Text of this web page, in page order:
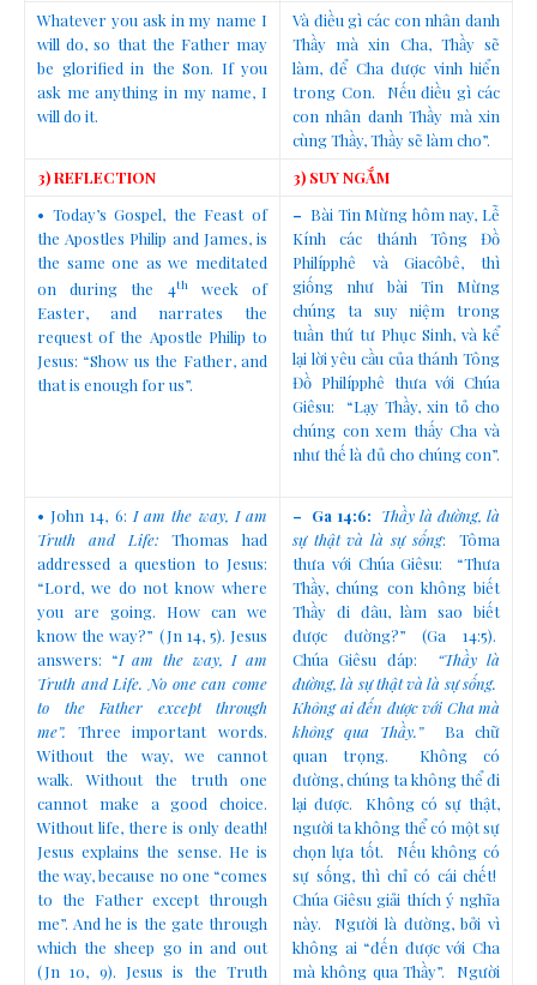
Whatever you ask in my name I
will do, so that the Father may
be glorified in the Son. If you
ask me anything in my name, I
will do it.
Và điều gì các con nhân danh
Thầy mà xin Cha, Thầy sẽ
làm, để Cha được vinh hiển
trong Con. Nếu điều gì các
con nhân danh Thầy mà xin
cùng Thầy, Thầy sẽ làm cho”.
3) REFLECTION
3) SUY NGẮM
• Today’s Gospel, the Feast of
the Apostles Philip and James, is
the same one as we meditated
on during the 4thweek of
Easter, and narrates the
request of the Apostle Philip to
Jesus: “Show us the Father, and
that is enough for us”.
– Bài Tin Mừng hôm nay, Lễ
Kính các thánh Tông Đồ
Philípphê và Giacôbê, thì
giống như bài Tin Mừng
chúng ta suy niệm trong
tuần thứ tư Phục Sinh, và kể
lại lời yêu cầu của thánh Tông
Đồ Philípphê thưa với Chúa
Giêsu: “Lạy Thầy, xin tỏ cho
chúng con xem thấy Cha và
như thế là đủ cho chúng con”.
• John 14, 6: I am the way, I am
Truth and Life:Thomas had
addressed a question to Jesus:
“Lord, we do not know where
you are going. How can we
know the way?” (Jn 14, 5). Jesus
answers: “I am the way, I am
Truth and Life. No one can come
to the Father except through
me”. Three important words.
Without the way, we cannot
walk. Without the truth one
cannot make a good choice.
Without life, there is only death!
Jesus explains the sense. He is
the way, because no one “comes
to the Father except through
me”. And he is the gate through
which the sheep go in and out
(Jn 10, 9). Jesus is the Truth
– Ga 14:6: Thầy là đường, là
sự thật và là sự sống: Tôma
thưa với Chúa Giêsu: “Thưa
Thầy, chúng con không biết
Thầy đi đâu, làm sao biết
được đường?” (Ga 14:5).
Chúa Giêsu đáp: “Thầy là
đường, là sự thật và là sự sống.
Không ai đến được với Cha mà
không qua Thầy.”Ba chữ
quan trọng. Không có
đường, chúng ta không thể đi
lại được. Không có sự thật,
người ta không thể có một sự
chọn lựa tốt. Nếu không có
sự sống, thì chỉ có cái chết!
Chúa Giêsu giải thích ý nghĩa
này. Người là đường, bởi vì
không ai “đến được với Cha
mà không qua Thầy”. Người